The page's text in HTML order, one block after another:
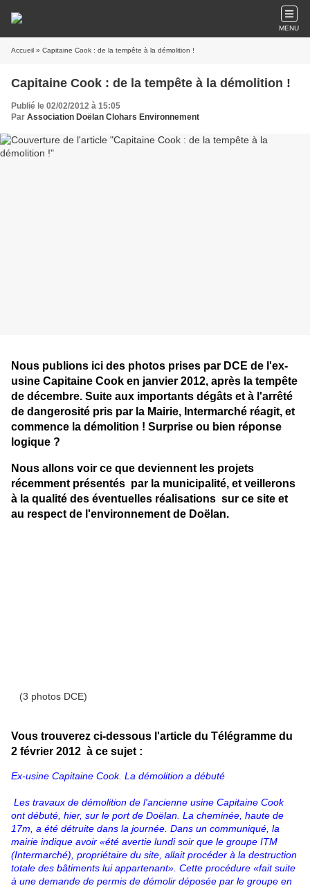
MENU
Accueil » Capitaine Cook : de la tempête à la démolition !
Capitaine Cook : de la tempête à la démolition !
Publié le 02/02/2012 à 15:05
Par Association Doëlan Clohars Environnement
Nous publions ici des photos prises par DCE de l'ex-
usine Capitaine Cook en janvier 2012, après la tempête
de décembre. Suite aux importants dégâts et à l'arrêté
de dangerosité pris par la Mairie, Intermarché réagit, et
commence la démolition ! Surprise ou bien réponse
logique ?
Nous allons voir ce que deviennent les projets
récemment présentés par la municipalité, et veillerons
à la qualité des éventuelles réalisations sur ce site et
au respect de l'environnement de Doëlan.
(3 photos DCE)
Vous trouverez ci-dessous l'article du Télégramme du
2 février 2012 à ce sujet :
Ex-usine Capitaine Cook. La démolition a débuté
Les travaux de démolition de l'ancienne usine Capitaine Cook
ont débuté, hier, sur le port de Doëlan. La cheminée, haute de
17m, a été détruite dans la journée. Dans un communiqué, la
mairie indique avoir «été avertie lundi soir que le groupe ITM
(Intermarché), propriétaire du site, allait procéder à la destruction
totale des bâtiments lui appartenant». Cette procédure «fait suite
à une demande de permis de démolir déposée par le groupe en